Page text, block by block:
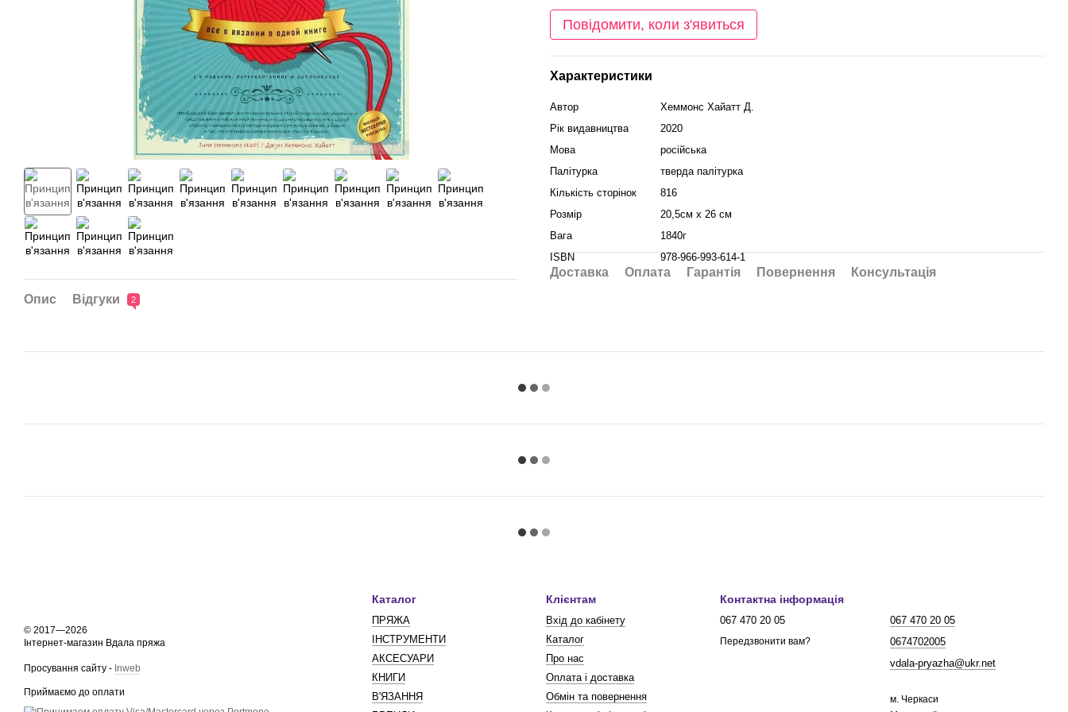
Опис Відгуки 2
Повідомити, коли з'явиться
Характеристики
Автор
Хеммонс Хайатт Д.
Рік видавництва
2020
Мова
російська
Палітурка
тверда палітурка
Кількість сторінок
816
Розмір
20,5см х 26 см
Вага
1840г
ISBN
978-966-993-614-1
Доставка Оплата Гарантія Повернення Консультація
© 2017—2026
Інтернет-магазин Вдала пряжа
Просування сайту - Inweb
Приймаємо до оплати
Каталог
ПРЯЖА
ІНСТРУМЕНТИ
АКСЕСУАРИ
КНИГИ
В'ЯЗАННЯ
Клієнтам
Вхід до кабінету
Каталог
Про нас
Оплата і доставка
Обмін та повернення
Контактна інформація
067 470 20 05
Передзвонити вам?
067 470 20 05
0674702005
vdala-pryazha@ukr.net
м. Черкаси